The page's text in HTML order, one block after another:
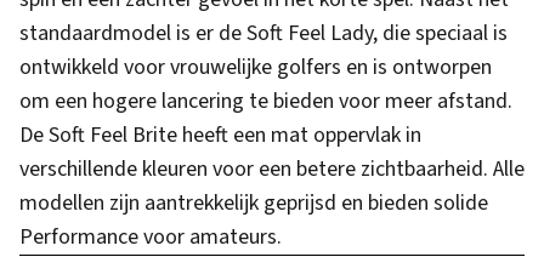
standaardmodel is er de Soft Feel Lady, die speciaal is
ontwikkeld voor vrouwelijke golfers en is ontworpen
om een hogere lancering te bieden voor meer afstand.
De Soft Feel Brite heeft een mat oppervlak in
verschillende kleuren voor een betere zichtbaarheid. Alle
modellen zijn aantrekkelijk geprijsd en bieden solide
Performance voor amateurs.